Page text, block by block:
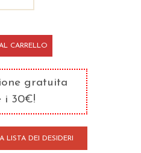
CARRELLO
gratuita
i 30€!
LISTA DEI DESIDERI